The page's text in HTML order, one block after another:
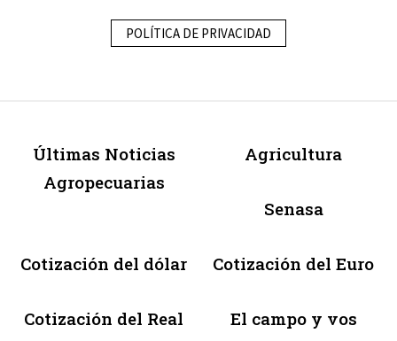
POLÍTICA DE PRIVACIDAD
Últimas Noticias
Agropecuarias
Agricultura
Senasa
Cotización del dólar Cotización del Euro
Cotización del Real El campo y vos